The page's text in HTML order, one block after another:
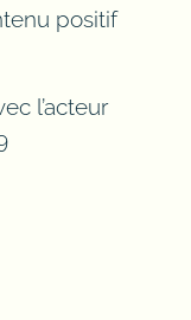
positif
l’acteur